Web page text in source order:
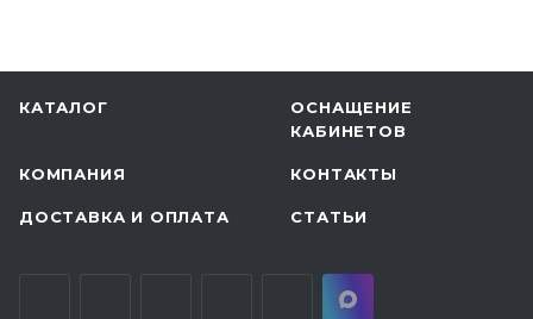
КАТАЛОГ
ОСНАЩЕНИЕ
КАБИНЕТОВ
КОМПАНИЯ КОНТАКТЫ
ДОСТАВКА И ОПЛАТА СТАТЬИ